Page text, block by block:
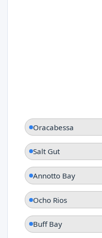
Oracabessa
Salt Gut
Annotto Bay
Ocho Rios
Buff Bay